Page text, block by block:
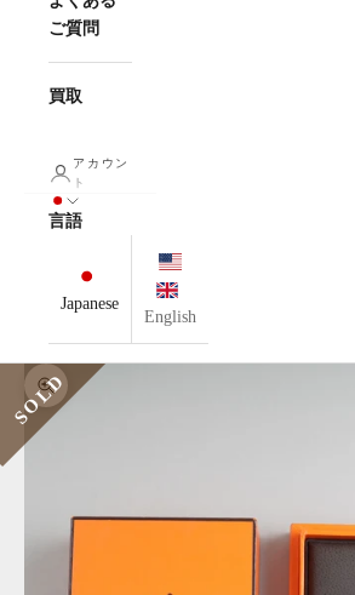
ご質問
買取
アカウン
ト
言語
Japanese
English
ズームイン
SOLD